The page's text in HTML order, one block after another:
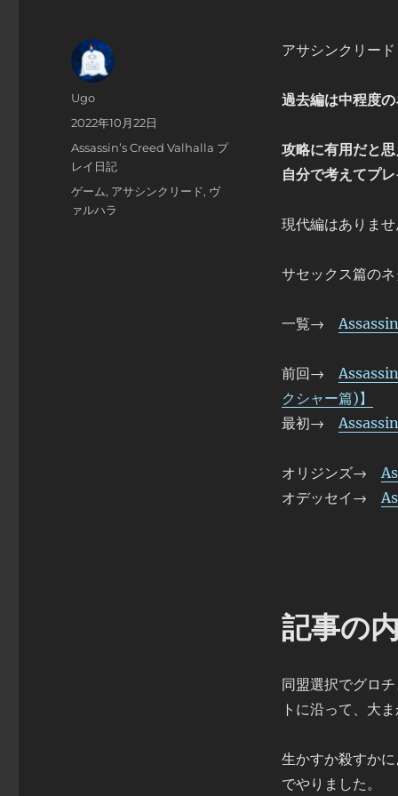
アサシンクリー
過去編は中程度
攻略に有用だと
自分で考えてプ
現代編はありま
サセックス篇の
一覧→
前回→
クシャー篇)】
最初→
オリジンズ→
オデッセイ→
記事の
同盟選択でグロ
トに沿って、大
生かすか殺すか
でやりました。
投
Ugo
投
2022年10月22日
カ
テ
ゴ
Assassin’s Creed Valhalla プ
レイ日記
タ
グ
ゲーム, アサシンクリード, ヴ
ァルハラ